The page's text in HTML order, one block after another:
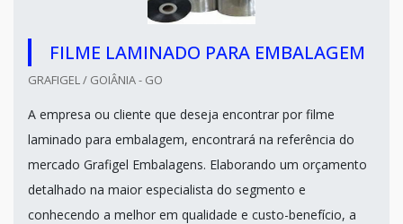
FILME LAMINADO PARA EMBALAGEM
GRAFIGEL / GOIÂNIA - GO
A empresa ou cliente que deseja encontrar por filme
laminado para embalagem, encontrará na referência do
mercado Grafigel Embalagens. Elaborando um orçamento
detalhado na maior especialista do segmento e
conhecendo a melhor em qualidade e custo-benefício, a